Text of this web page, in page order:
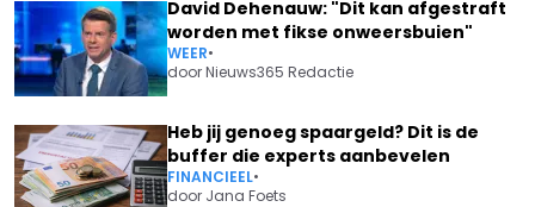
David Dehenauw: "Dit kan afgestraft
worden met fikse onweersbuien"
WEER•
doorNieuws365 Redactie
Heb jij genoeg spaargeld? Dit is de
buffer die experts aanbevelen
FINANCIEEL•
door Jana Foets